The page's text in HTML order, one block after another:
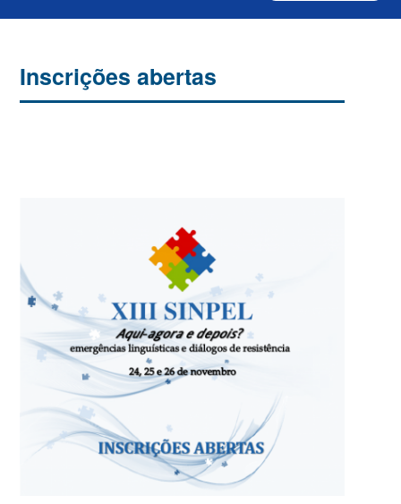
Inscrições abertas